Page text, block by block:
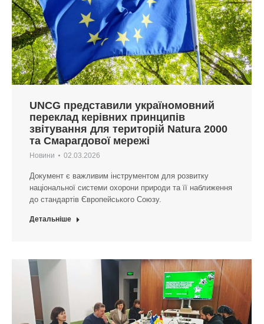
UNCG представили україномовний
переклад керівних принципів
звітування для територій Natura 2000
та Смарагдової мережі
Новини 02.03.2026
Документ є важливим інструментом для розвитку
національної системи охорони природи та її наближення
до стандартів Європейського Союзу.
Детальніше